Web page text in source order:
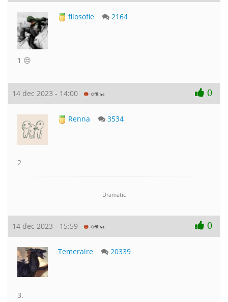
filosofie 2164
1 😒
14 dec 2023 - 14:00 0
Renna 3534
2
Dramatic
14 dec 2023 - 15:59 0
Temeraire 20339
3.